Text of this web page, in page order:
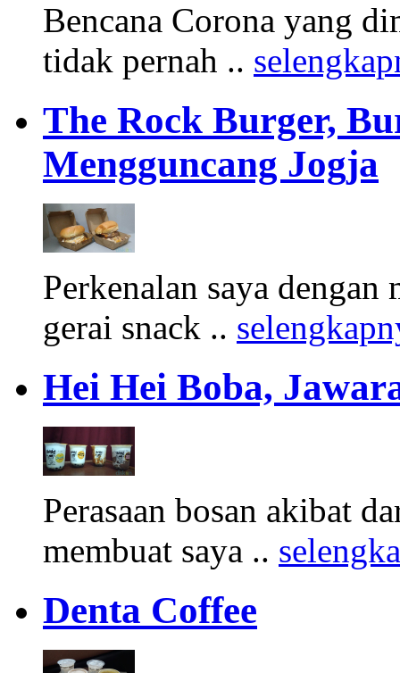
Bencana Corona yang
tidak pernah ..
The Rock Burger,
Mengguncang Jogja
Perkenalan saya
gerai snack ..
Hei Hei Boba,
Perasaan bosan akibat
membuat saya ..
Denta Coffee